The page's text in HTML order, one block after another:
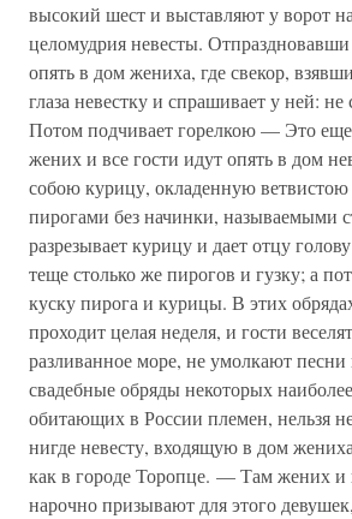
высокий шест и выставляют у ворот
целомудрия невесты. Отпраздновавши
опять в дом жениха, где свекор,
глаза невестку и спрашивает у ней: не
Потом подчивает горелкою — Это
жених и все гости идут опять в дом
собою курицу, окладенную
пирогами без начинки, называемыми
разрезывает курицу и дает отцу
теще столько же пирогов и гузку; а
куску пирога и курицы. В этих
проходит целая неделя, и гости
разливанное море, не умолкают
свадебные обряды некоторых
обитающих в России племен, нельзя
нигде невесту, входящую в дом
как в городе Торопце. — Там жених и
нарочно призывают для этого